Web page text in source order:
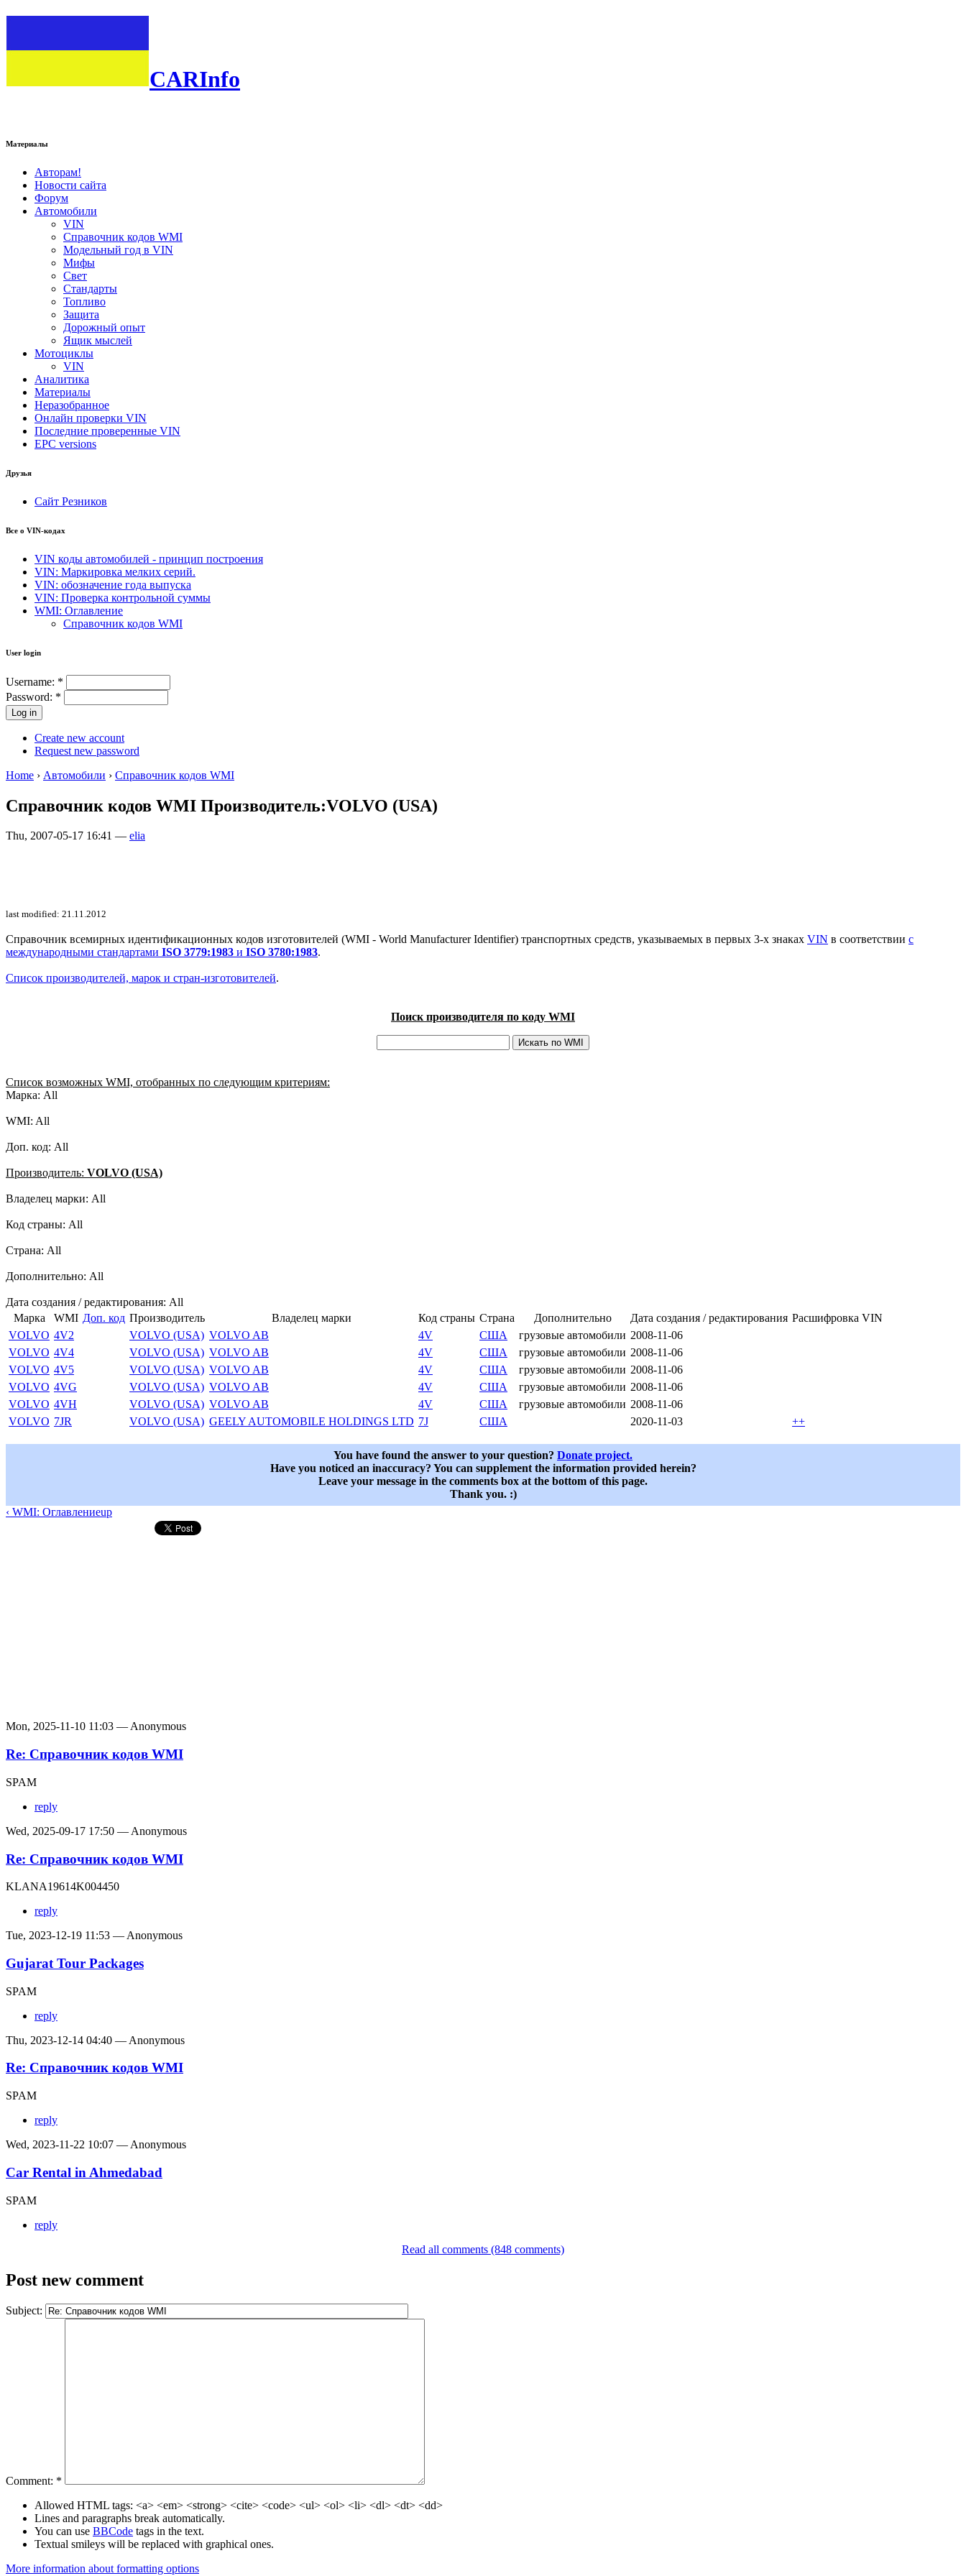
CARInfo
Материалы
Авторам!
Новости сайта
Форум
Автомобили
VIN
Справочник кодов WMI
Модельный год в VIN
Мифы
Свет
Стандарты
Топливо
Защита
Дорожный опыт
Ящик мыслей
Мотоциклы
VIN
Аналитика
Материалы
Неразобранное
Онлайн проверки VIN
Последние проверенные VIN
EPC versions
Друзья
Сайт Резников
Все о VIN-кодах
VIN коды автомобилей - принцип построения
VIN: Маркировка мелких серий.
VIN: обозначение года выпуска
VIN: Проверка контрольной суммы
WMI: Оглавление
Справочник кодов WMI
User login
Username: *
Password: *
Create new account
Request new password
Home › Автомобили › Справочник кодов WMI
Справочник кодов WMI Производитель:VOLVO (USA)
Thu, 2007-05-17 16:41 — elia
last modified: 21.11.2012
Справочник всемирных идентификационных кодов изготовителей (WMI - World Manufacturer Identifier) транспортных средств, указываемых в первых 3-х знаках VIN в соответствии с
международными стандартами ISO 3779:1983 и ISO 3780:1983.
Список производителей, марок и стран-изготовителей.
Поиск производителя по коду WMI
Список возможных WMI, отобранных по следующим критериям:
Марка: All
WMI: All
Доп. код: All
Производитель: VOLVO (USA)
Владелец марки: All
Код страны: All
Страна: All
Дополнительно: All
Дата создания / редактирования: All
Марка
WMI Доп. код Производитель Владелец марки Код страны Страна Дополнительно Дата создания / редактирования Расшифровка VIN
VOLVO 4V2 VOLVO (USA) VOLVO AB 4V США грузовые автомобили 2008-11-06
VOLVO 4V4 VOLVO (USA) VOLVO AB 4V США грузовые автомобили 2008-11-06
VOLVO 4V5 VOLVO (USA) VOLVO AB 4V США грузовые автомобили 2008-11-06
VOLVO 4VG VOLVO (USA) VOLVO AB 4V США грузовые автомобили 2008-11-06
VOLVO 4VH VOLVO (USA) VOLVO AB 4V США грузовые автомобили 2008-11-06
VOLVO 7JR VOLVO (USA) GEELY AUTOMOBILE HOLDINGS LTD 7J США 2020-11-03 ++
You have found the answer to your question? Donate project.
Have you noticed an inaccuracy? You can supplement the information provided herein?
Leave your message in the comments box at the bottom of this page.
Thank you. :)
‹ WMI: Оглавлениеup
Mon, 2025-11-10 11:03 — Anonymous
Re: Справочник кодов WMI
SPAM
reply
Wed, 2025-09-17 17:50 — Anonymous
Re: Справочник кодов WMI
KLANA19614K004450
reply
Tue, 2023-12-19 11:53 — Anonymous
Gujarat Tour Packages
SPAM
reply
Thu, 2023-12-14 04:40 — Anonymous
Re: Справочник кодов WMI
SPAM
reply
Wed, 2023-11-22 10:07 — Anonymous
Car Rental in Ahmedabad
SPAM
reply
Read all comments (848 comments)
Post new comment
Subject:
Comment: *
Allowed HTML tags: <a> <em> <strong> <cite> <code> <ul> <ol> <li> <dl> <dt> <dd>
Lines and paragraphs break automatically.
You can use BBCode tags in the text.
Textual smileys will be replaced with graphical ones.
More information about formatting options